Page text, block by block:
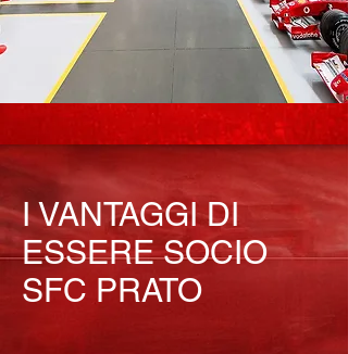
I VANTAGGI DI
ESSERE SOCIO
SFC PRATO